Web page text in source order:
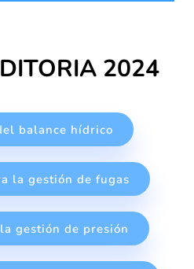
2024
balance hídrico
la gestión de fugas
gestión de presión